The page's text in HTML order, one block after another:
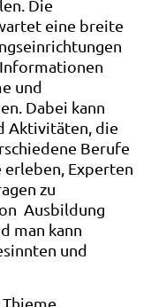
Die
eine breite
und
Dabei kann
Aktivitäten, die
Berufe
erleben, Experten
zu
Ausbildung
man kann
und